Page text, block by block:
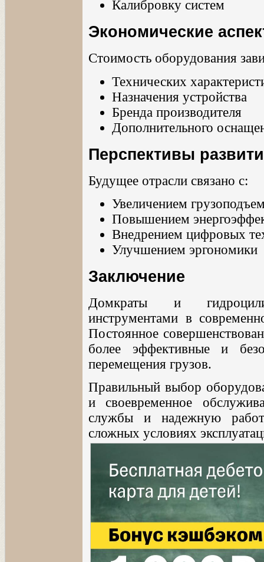
Калибровку систем
Экономические
Стоимость оборудования
Технических
Назначения устройства
Бренда производителя
Дополнительного
Перспективы
Будущее отрасли связано с:
Увеличением
Повышением
Внедрением цифровых
Улучшением эргономики
Заключение
Домкраты и
инструментами в
Постоянное
более эффективные и
перемещения грузов.
Правильный выбор
и своевременное
службы и надежную
сложных условиях